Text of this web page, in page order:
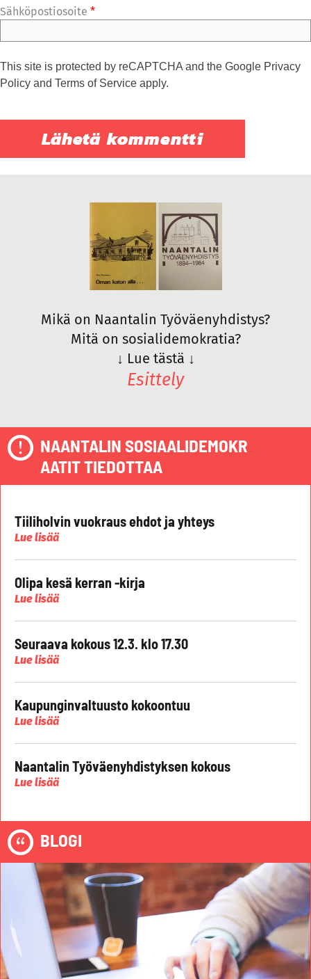
Sähköpostiosoite *
This site is protected by reCAPTCHA and the Google Privacy
Policy and Terms of Service apply.
Mikä on Naantalin Työväenyhdistys?
Mitä on sosialidemokratia?
↓ Lue tästä ↓
Esittely
NAANTALIN SOSIAALIDEMOKR
AATIT TIEDOTTAA
Tiiliholvin vuokraus ehdot ja yhteys
Lue lisää
Olipa kesä kerran -kirja
Lue lisää
Seuraava kokous 12.3. klo 17.30
Lue lisää
Kaupunginvaltuusto kokoontuu
Lue lisää
Naantalin Työväenyhdistyksen kokous
Lue lisää
BLOGI